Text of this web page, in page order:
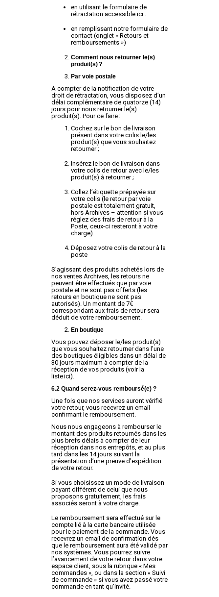
en utilisant le formulaire de
rétractation accessible ici .
en remplissant notre formulaire de
contact (onglet « Retours et
remboursements »)
Comment nous retourner le(s)
produit(s)?
Par voie postale
A compter de la notification de votre
droit de rétractation, vous disposez d’un
délai complémentaire de quatorze (14)
jours pour nous retourner le(s)
produit(s). Pour ce faire :
Cochez sur le bon de livraison
présent dans votre colis le/les
produit(s) que vous souhaitez
retourner ;
Insérez le bon de livraison dans
votre colis de retour avec le/les
produit(s) à retourner ;
Collez l’étiquette prépayée sur
votre colis (le retour par voie
postale est totalement gratuit,
hors Archives – attention si vous
réglez des frais de retour à la
Poste, ceux-ci resteront à votre
charge).
Déposez votre colis de retour à la
poste
S’agissant des produits achetés lors de
nos ventes Archives, les retours ne
peuvent être effectués que par voie
postale et ne sont pas offerts (les
retours en boutique ne sont pas
autorisés). Un montant de 7€
correspondant aux frais de retour sera
déduit de votre remboursement.
En boutique
Vous pouvez déposer le/les produit(s)
que vous souhaitez retourner dans l’une
des boutiques éligibles dans un délai de
30 jours maximum à compter de la
réception de vos produits (voir la
liste ici).
6.2 Quand serez-vous remboursé(e) ?
Une fois que nos services auront vérifié
votre retour, vous recevrez un email
confirmant le remboursement.
Nous nous engageons à rembourser le
montant des produits retournés dans les
plus brefs délais à compter de leur
réception dans nos entrepôts, et au plus
tard dans les 14 jours suivant la
présentation d’une preuve d’expédition
de votre retour.
Si vous choisissez un mode de livraison
payant différent de celui que nous
proposons gratuitement, les frais
associés seront à votre charge.
Le remboursement sera effectué sur le
compte lié à la carte bancaire utilisée
pour le paiement de la commande. Vous
recevrez un email de confirmation dès
que le remboursement aura été validé par
nos systèmes. Vous pourrez suivre
l’avancement de votre retour dans votre
espace client, sous la rubrique « Mes
commandes », ou dans la section « Suivi
de commande » si vous avez passé votre
commande en tant qu'invité.